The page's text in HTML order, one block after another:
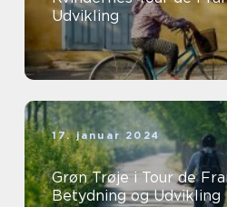
Udvikling
17. januar 2024
Grøn Trøje i Tour de
Betydning og Udvikling